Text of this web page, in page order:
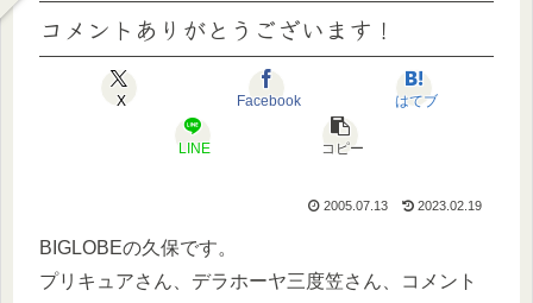
コメントありがとうございます！
X Facebook はてブ
LINE コピー
2005.07.13 2023.02.19
BIGLOBEの久保です。
プリキュアさん、デラホーヤ三度笠さん、コメント